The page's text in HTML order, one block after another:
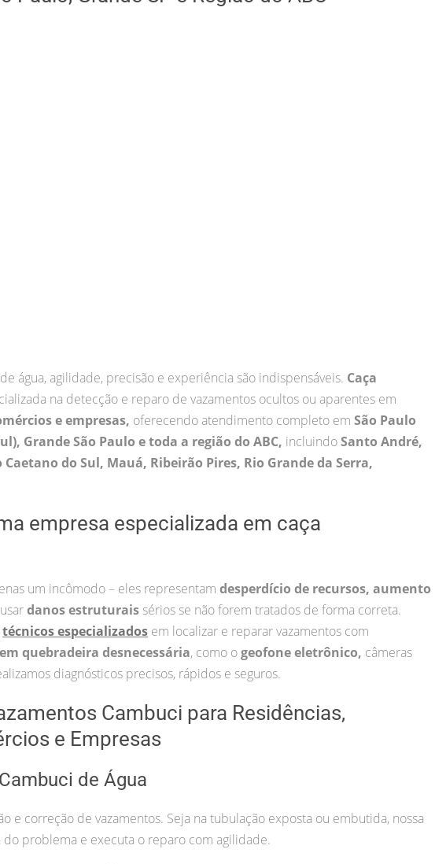
água, agilidade, precisão e experiência são indispensáveis. Caça
na detecção e reparo de vazamentos ocultos ou aparentes em
e empresas, oferecendo atendimento completo em São Paulo
Grande São Paulo e toda a região do ABC, incluindoSanto André,
do Sul, Mauá, Ribeirão Pires, Rio Grande da Serra,
empresa especializada em caça
um incômodo – eles representam desperdício de recursos, aumento
danos estruturais sérios se não forem tratados de forma correta.
técnicos especializados em localizar e reparar vazamentos com
quebradeira desnecessária, como ogeofone eletrônico, câmeras
diagnósticos precisos, rápidos e seguros.
Cambuci para Residências,
e Empresas
de Água
e correção de vazamentos. Seja na tubulação exposta ou embutida, nossa
problema e executa o reparo com agilidade.